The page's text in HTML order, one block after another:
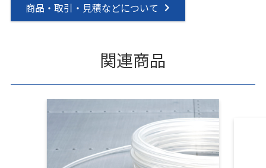
商品・取引・見積などについて
関連商品